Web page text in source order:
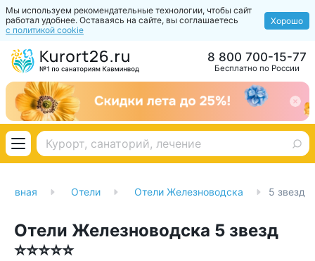
Мы используем рекомендательные технологии, чтобы сайт
работал удобнее. Оставаясь на сайте, вы соглашаетесь
с политикой cookie
Хорошо
Бесплатно по России
8 800 700-15-77
Отели Отели Железноводска 5 звезд
Отели Железноводска 5 звезд
⭐⭐⭐⭐⭐